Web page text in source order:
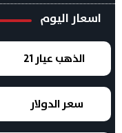
اسعار اليوم
الذهب عيار 21
سعر الدولار